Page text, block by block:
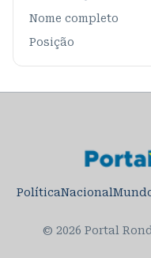
Nome completo
Posição
PolíticaNacional
© 2026 Portal